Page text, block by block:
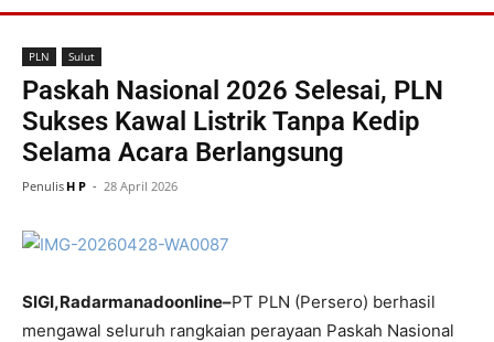
Beranda PLN
PLN Sulut
Paskah Nasional 2026 Selesai, PLN
Sukses Kawal Listrik Tanpa Kedip
Selama Acara Berlangsung
Penulis H P - 28 April 2026
SIGI,Radarmanadoonline–PT PLN (Persero) berhasil
mengawal seluruh rangkaian perayaan Paskah Nasional